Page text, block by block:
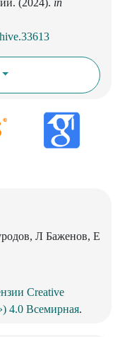
(2024). in
Л Баженов, Е
Creative
4.0 Всемирная.